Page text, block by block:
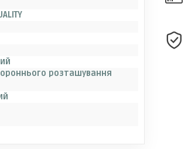
розташування